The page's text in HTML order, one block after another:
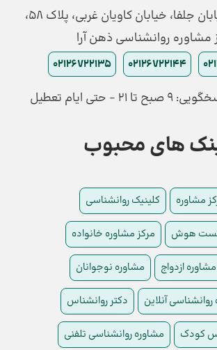
سیدخندان، خیابان جلفا، خیابان کاویان غربی، پلاک 58،
مشاوره روانشناسی ذهن آرا
02126722144
02126722135
- حتی ایام تعطیل
های محبوب
مشاوره کلینیک روانشناسی
تست هوش مرکز مشاوره خانواده
ازدواج مشاوره نوجوانان
آنلاین دکتر روانشناس
کودک مشاوره روانشناسی تلفنی